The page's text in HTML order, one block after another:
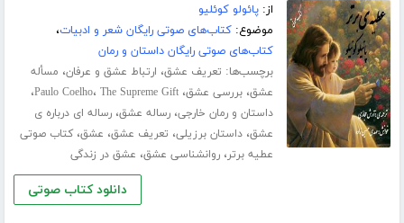
از:پائولو کوئلیو
موضوع:کتاب‌های صوتی رایگان شعر و ادبیات،
کتاب‌های صوتی رایگان داستان و رمان
برچسب‌ها: تعریف عشق، ارتباط عشق و عرفان، مسأله
عشق،بررسی عشق، Paulo Coelho، The Supreme Gift ،
داستان و رمان خارجی،رساله عشق،رساله ای درباره ی
عشق،داستان برزیلی، تعریف عشق، عشق،کتاب صوتی
عطیه برتر،روانشناسی عشق، عشق در زندگی
دانلود کتاب صوتی